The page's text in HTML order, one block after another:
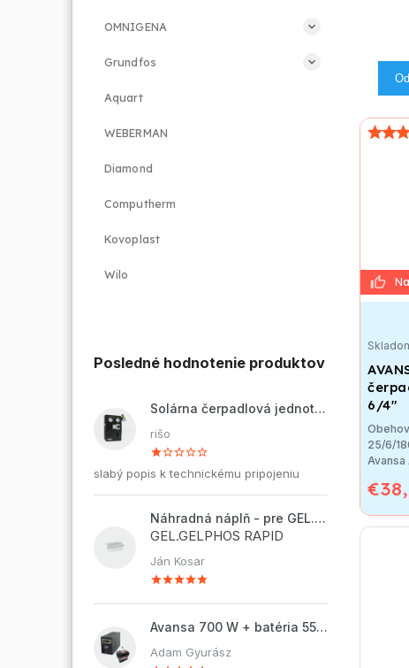
OMNIGENA
Grundfos
Aquart
WEBERMAN
Diamond
Computherm
Kovoplast
Wilo
Posledné hodnotenie produktov
Solárna čerpadlová jednotka ZP2-12 ECO
rišo
slabý popis k technickému pripojeniu
Náhradná náplň - pre GEL.DOSAPHOS 250 - 8x náplň
GEL.GELPHOS RAPID
Ján Kosar
Avansa 700 W + batéria 55Ah
Adam Gyurász
6/4"
25/6/